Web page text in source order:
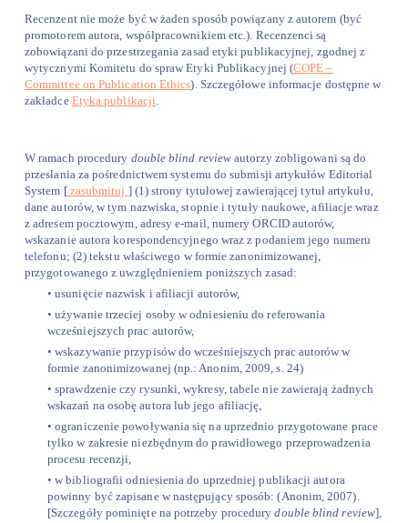
Recenzent nie może być w żaden sposób powiązany z autorem (być
promotorem autora, współpracownikiem etc.). Recenzenci są
zobowiązani do przestrzegania zasad etyki publikacyjnej, zgodnej z
wytycznymi Komitetu do spraw Etyki Publikacyjnej (COPE –
Committee on Publication Ethics). Szczegółowe informacje dostępne w
zakładce Etyka publikacji.
W ramach procedury double blind review autorzy zobligowani są do
przesłania za pośrednictwem systemu do submisji artykułów Editorial
System [zasubmituj ] (1) strony tytułowej zawierającej tytuł artykułu,
dane autorów, w tym nazwiska, stopnie i tytuły naukowe, afiliacje wraz
z adresem pocztowym, adresy e-mail, numery ORCID autorów,
wskazanie autora korespondencyjnego wraz z podaniem jego numeru
telefonu; (2) tekstu właściwego w formie zanonimizowanej,
przygotowanego z uwzględnieniem poniższych zasad:
• usunięcie nazwisk i afiliacji autorów,
• używanie trzeciej osoby w odniesieniu do referowania
wcześniejszych prac autorów,
• wskazywanie przypisów do wcześniejszych prac autorów w
formie zanonimizowanej (np.: Anonim, 2009, s. 24)
• sprawdzenie czy rysunki, wykresy, tabele nie zawierają żadnych
wskazań na osobę autora lub jego afiliację,
• ograniczenie powoływania się na uprzednio przygotowane prace
tylko w zakresie niezbędnym do prawidłowego przeprowadzenia
procesu recenzji,
• w bibliografii odniesienia do uprzedniej publikacji autora
powinny być zapisane w następujący sposób: (Anonim, 2007).
[Szczegóły pominięte na potrzeby procedurydouble blind review],